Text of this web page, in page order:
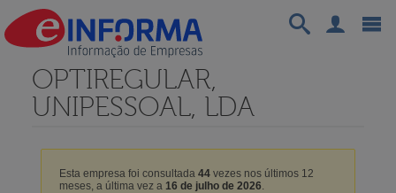
OPTIREGULAR,
UNIPESSOAL, LDA
Esta empresa foi consultada 44vezes nos últimos 12
meses, a última vez a 16 de julho de 2026.